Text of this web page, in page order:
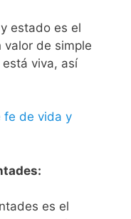
estado es el
de simple
viva, así
fe de vida y
es el